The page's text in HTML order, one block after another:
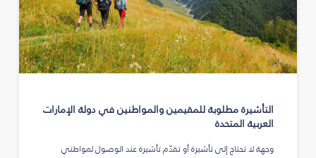
التأشيرة مطلوبة للمقيمين والمواطنين في دولة الإمارات
العربية المتحدة
وجهة لا تحتاج إلى تأشيرة أو تقدّم تأشيرة عند الوصول لمواطني